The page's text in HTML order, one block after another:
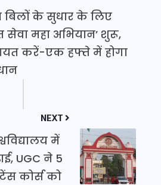
के सुधार के लिए
सेवा महा अभियान’ शुरू,
करें-एक हफ्ते में होगा
NEXT
में
UGC ने 5
कोर्स को